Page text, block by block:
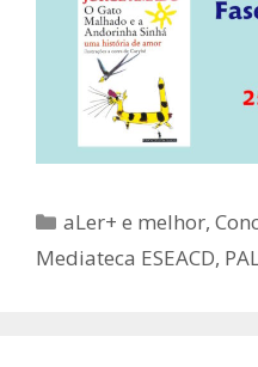
Categorias
aLer+ e melhor,
Mediateca ESEACD,